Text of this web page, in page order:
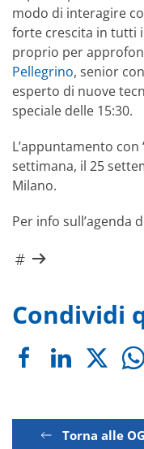
modo di interagire
forte crescita in tutti
proprio per
Pellegrino, senior
esperto di nuove
speciale delle 15:30.
L’appuntamento con
settimana, il 25
Milano.
Per info sull’agenda
Condividi
Torna alle